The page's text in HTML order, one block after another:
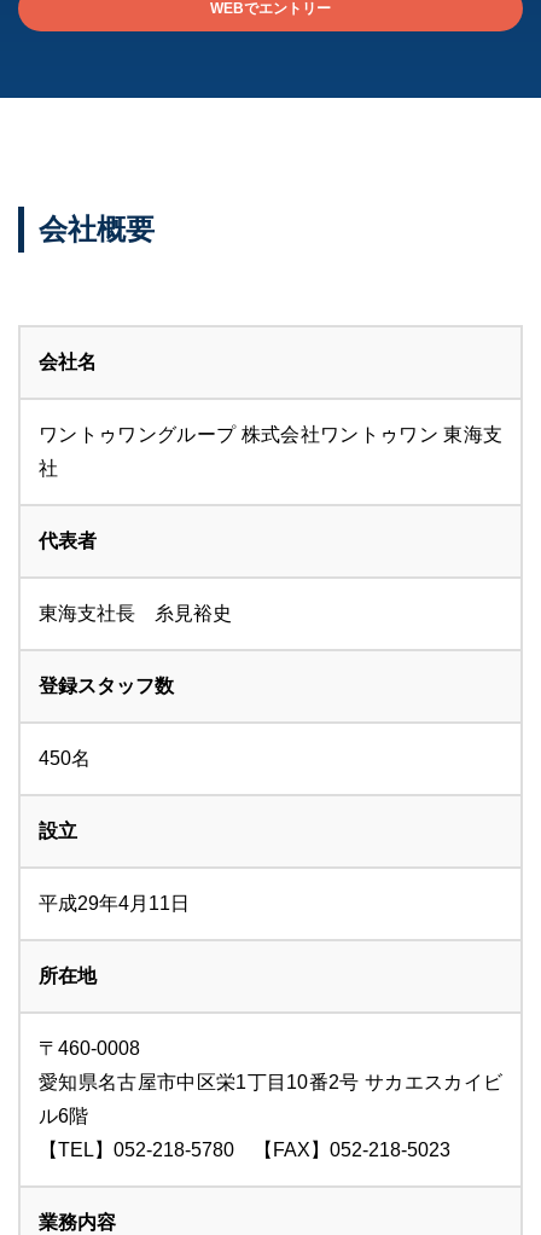
WEBでエントリー
会社概要
会社名
ワントゥワングループ 株式会社ワントゥワン 東海支
社
代表者
東海支社長 糸見裕史
登録スタッフ数
450名
設立
平成29年4月11日
所在地
〒460-0008
愛知県名古屋市中区栄1丁目10番2号 サカエスカイビ
ル6階
【TEL】052-218-5780 【FAX】052-218-5023
業務内容